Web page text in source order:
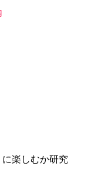
楽しむか研究